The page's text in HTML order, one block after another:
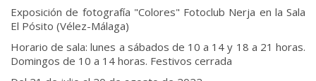
Exposición de fotografía "Colores" Fotoclub Nerja en la Sala
El Pósito (Vélez-Málaga)
Horario de sala: lunes a sábados de 10 a 14 y 18 a 21 horas.
Domingos de 10 a 14 horas. Festivos cerrada